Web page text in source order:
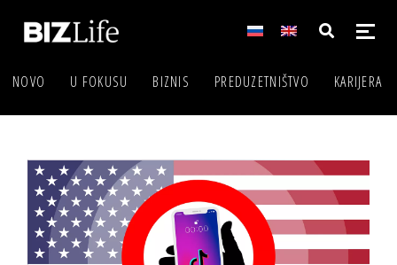
NOVO U FOKUSU BIZNIS PREDUZETNIŠTVO KARIJERA